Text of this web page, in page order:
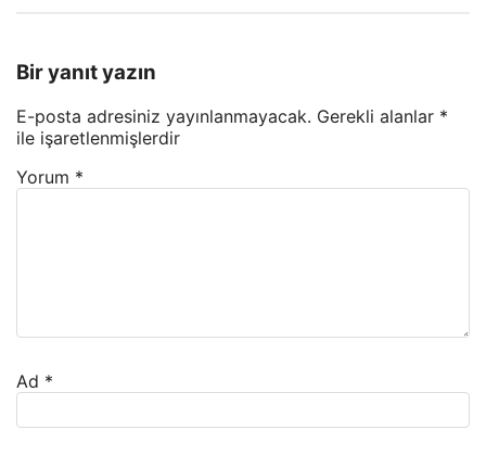
Bir yanıt yazın
E-posta adresiniz yayınlanmayacak. Gerekli alanlar *
ile işaretlenmişlerdir
Yorum *
Ad *